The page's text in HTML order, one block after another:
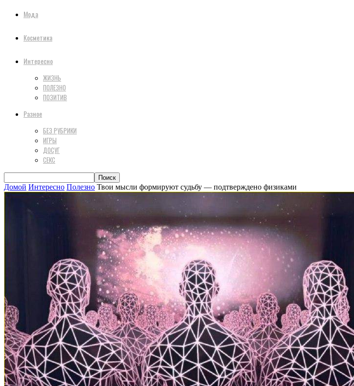
Мода
Косметика
Интересно
ЖИЗНЬ
ПОЛЕЗНО
ПОЗИТИВ
Разное
БЕЗ РУБРИКИ
ИГРЫ
ДОСУГ
СЕКС
Домой Интересно Полезно Твои мысли формируют судьбу — подтверждено физиками